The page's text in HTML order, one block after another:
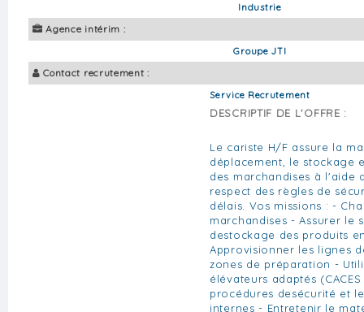
Industrie
Agence intérim :
Groupe JTI
Contact recrutement :
Service Recrutement
DESCRIPTIF DE L'OFFRE :
Le cariste H/F assure la
déplacement, le stockage
des marchandises à l'aide
respect des règles de
délais. Vos missions : -
marchandises - Assurer le
destockage des produits
Approvisionner les lignes
zones de préparation -
élévateurs adaptés
procédures desécurité et
internes - Entretenir le